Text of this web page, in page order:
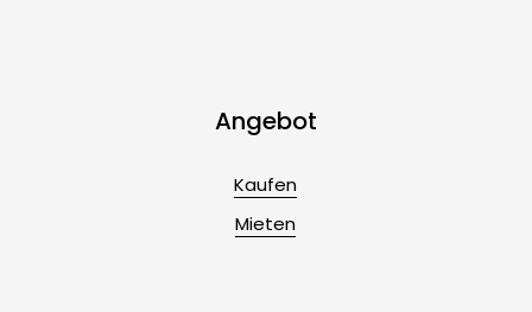
Angebot
Kaufen
Mieten